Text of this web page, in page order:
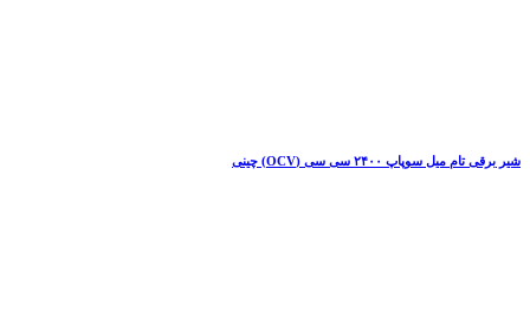
شیر برقی تام میل سوپاپ ۲۴۰۰ سی سی (OCV) چینی